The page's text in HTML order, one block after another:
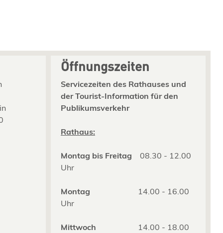
Öffnungszeiten
Servicezeiten des Rathauses und
der Tourist-Information für den
Publikumsverkehr
Rathaus:
Montag bis Freitag 08.30 - 12.00
Uhr
Montag
14.00 - 16.00
Uhr
Mittwoch
14.00 - 18.00